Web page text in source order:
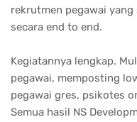
rekrutmen pegawai
secara end to end.
Kegiatannya lengkap.
pegawai, memposting
pegawai gres, psikotes
Semua hasil NS